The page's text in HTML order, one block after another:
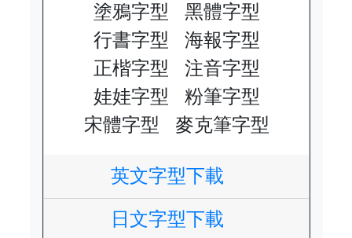
塗鴉字型
黑體字型
行書字型
海報字型
正楷字型
注音字型
娃娃字型
粉筆字型
宋體字型
麥克筆字型
英文字型下載
日文字型下載